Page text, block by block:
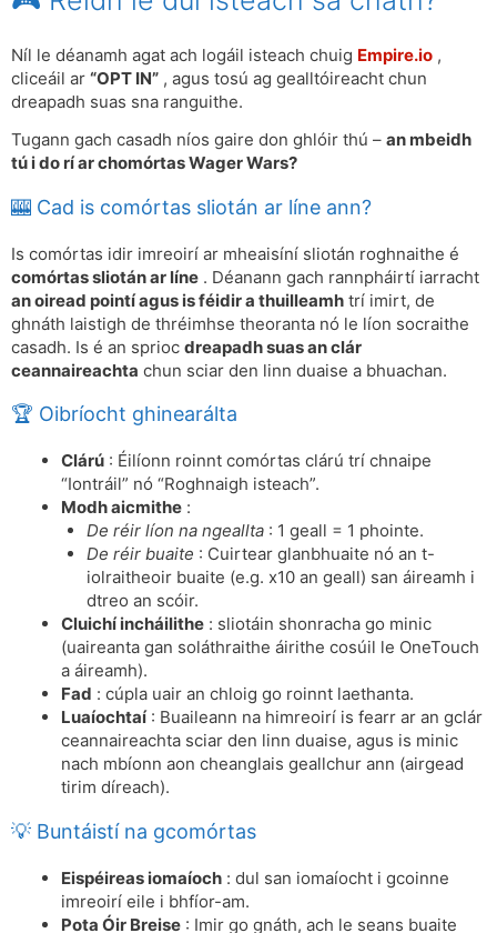
Níl le déanamh agat ach logáil isteach chuig Empire.io ,
cliceáil ar “OPT IN” , agus tosú ag gealltóireacht chun
dreapadh suas sna ranguithe.
Tugann gach casadh níos gaire don ghlóir thú – an mbeidh
tú i do rí ar chomórtas Wager Wars?
🎰 Cad is comórtas sliotán ar líne ann?
Is comórtas idir imreoirí ar mheaisíní sliotán roghnaithe é
comórtas sliotán ar líne . Déanann gach rannpháirtí iarracht
an oiread pointí agus is féidir a thuilleamh trí imirt, de
ghnáth laistigh de thréimhse theoranta nó le líon socraithe
casadh. Is é an sprioc dreapadh suas an clár
ceannaireachta chun sciar den linn duaise a bhuachan.
🏆 Oibríocht ghinearálta
Clárú : Éilíonn roinnt comórtas clárú trí chnaipe
“Iontráil” nó “Roghnaigh isteach”.
Modh aicmithe :
De réir líon na ngeallta: 1 geall = 1 phointe.
De réir buaite : Cuirtear glanbhuaite nó an t-
iolraitheoir buaite (e.g. x10 an geall) san áireamh i
dtreo an scóir.
Cluichí incháilithe : sliotáin shonracha go minic
(uaireanta gan soláthraithe áirithe cosúil le OneTouch
a áireamh).
Fad : cúpla uair an chloig go roinnt laethanta.
Luaíochtaí: Buaileann na himreoirí is fearr ar an gclár
ceannaireachta sciar den linn duaise, agus is minic
nach mbíonn aon cheanglais geallchur ann (airgead
tirim díreach).
💡 Buntáistí na gcomórtas
Eispéireas iomaíoch : dul san iomaíocht i gcoinne
imreoirí eile i bhfíor-am.
Pota Óir Breise : Imir go gnáth, ach le seans buaite